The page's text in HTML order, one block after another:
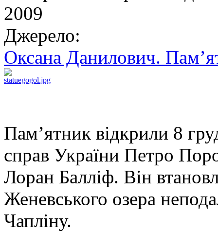
2009
Джерело:
Оксана Данилович.
Пам’ятник відкрили 8
справ України Петро
Лоран Балліф. Він
Женевського озера
Чапліну.